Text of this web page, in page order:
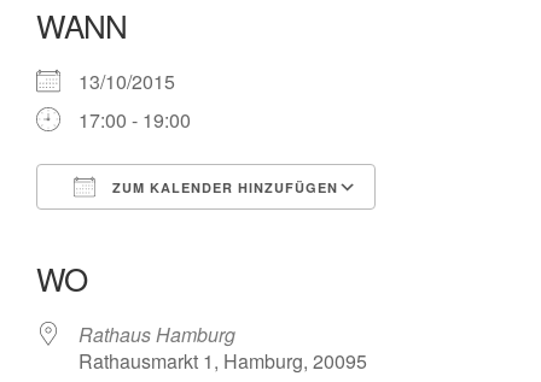
WANN
13/10/2015
17:00 - 19:00
ZUM KALENDER HINZUFÜGEN
WO
Rathaus Hamburg
Rathausmarkt 1, Hamburg, 20095